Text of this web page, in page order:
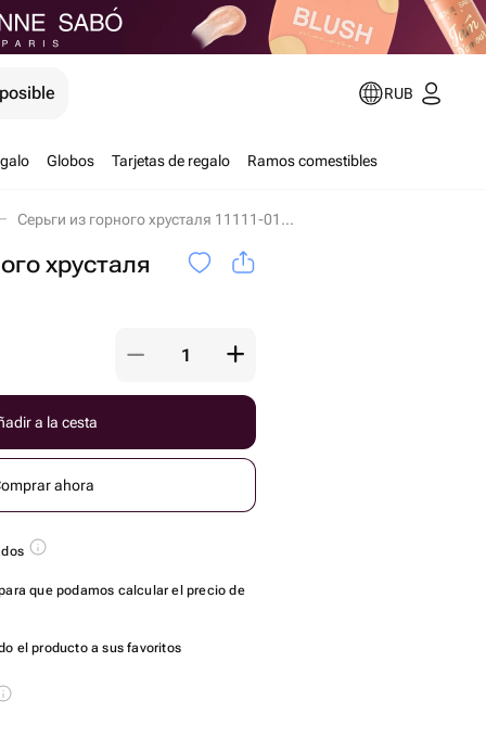
RUB
Globos Tarjetas de regalo Ramos comestibles
Серьги из горного хрусталя 11111-0118 en San Petersburgo
хрусталя
a la cesta
ahora
que podamos calcular el precio de
el producto a sus favoritos